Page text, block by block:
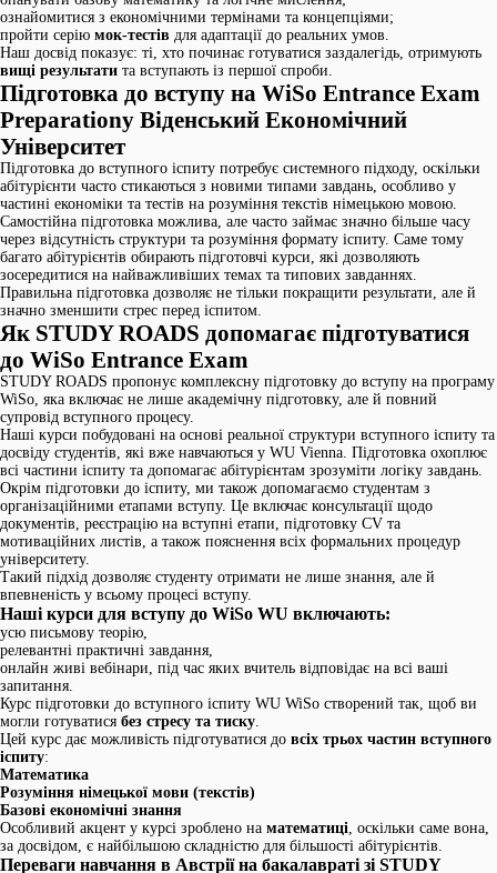
ознайомитися з економічними термінами та концепціями;
пройти серію мок-тестів для адаптації до реальних умов.
Наш досвід показує: ті, хто починає готуватися заздалегідь, отримують
вищі результати та вступають із першої спроби.
Підготовка до вступу на WiSo Entrance Exam
Preparationу Віденський Економічний
Університет
Підготовка до вступного іспиту потребує системного підходу, оскільки
абітурієнти часто стикаються з новими типами завдань, особливо у
частині економіки та тестів на розуміння текстів німецькою мовою.
Самостійна підготовка можлива, але часто займає значно більше часу
через відсутність структури та розуміння формату іспиту. Саме тому
багато абітурієнтів обирають підготовчі курси, які дозволяють
зосередитися на найважливіших темах та типових завданнях.
Правильна підготовка дозволяє не тільки покращити результати, але й
значно зменшити стрес перед іспитом.
Як STUDY ROADS допомагає підготуватися
до WiSo Entrance Exam
STUDY ROADS пропонує комплексну підготовку до вступу на програму
WiSo, яка включає не лише академічну підготовку, але й повний
супровід вступного процесу.
Наші курси побудовані на основі реальної структури вступного іспиту та
досвіду студентів, які вже навчаються у WU Vienna. Підготовка охоплює
всі частини іспиту та допомагає абітурієнтам зрозуміти логіку завдань.
Окрім підготовки до іспиту, ми також допомагаємо студентам з
організаційними етапами вступу. Це включає консультації щодо
документів, реєстрацію на вступні етапи, підготовку CV та
мотиваційних листів, а також пояснення всіх формальних процедур
університету.
Такий підхід дозволяє студенту отримати не лише знання, але й
впевненість у всьому процесі вступу.
Наші курси для вступу до WiSo WU включають:
усю письмову теорію,
релевантні практичні завдання,
онлайн живі вебінари, під час яких вчитель відповідає на всі ваші
запитання.
Курс підготовки до вступного іспиту WU WiSo створений так, щоб ви
могли готуватися без стресу та тиску.
Цей курс дає можливість підготуватися до всіх трьох частин вступного
іспиту:
Математика
Розуміння німецької мови (текстів)
Базові економічні знання
Особливий акцент у курсі зроблено на математиці, оскільки саме вона,
за досвідом, є найбільшою складністю для більшості абітурієнтів.
Переваги навчання в Австрії на бакалавраті зі STUDY